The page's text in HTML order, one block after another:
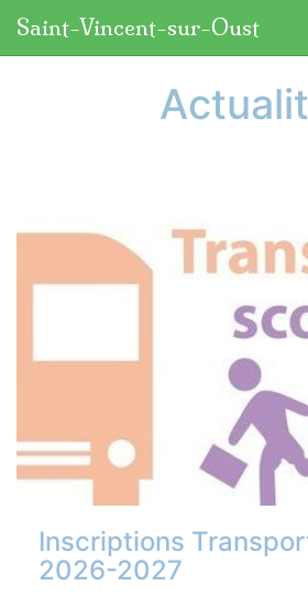
Saint-Vincent-sur-Oust
Inscriptions
2026-2027
Panneau de gestion des cookies